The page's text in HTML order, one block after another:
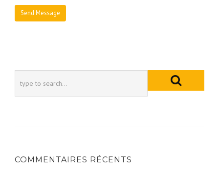
COMMENTAIRES RÉCENTS